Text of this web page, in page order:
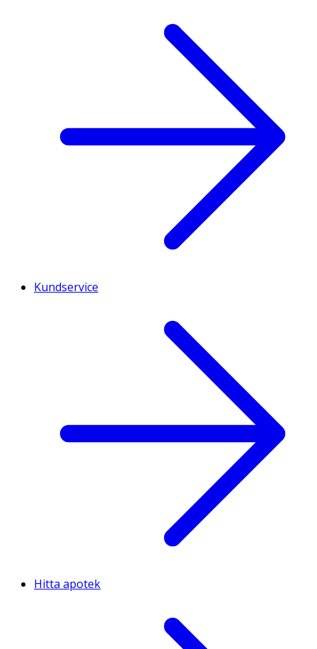
Kundservice
Hitta apotek